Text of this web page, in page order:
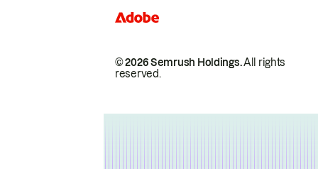
© 2026 Semrush Holdings.All rights
reserved.